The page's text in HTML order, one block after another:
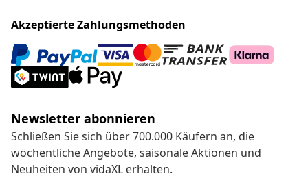
Akzeptierte Zahlungsmethoden
Newsletter abonnieren
Schließen Sie sich über 700.000 Käufern an, die
wöchentliche Angebote, saisonale Aktionen und
Neuheiten von vidaXL erhalten.